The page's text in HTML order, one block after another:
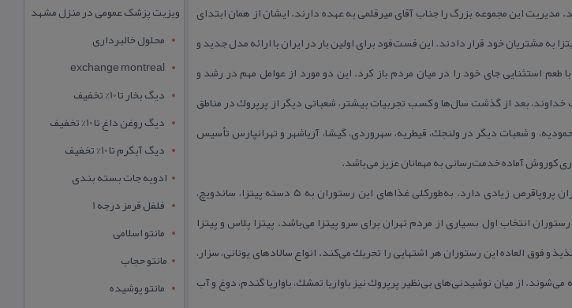
بزرگ افتتاح شد. مدیریت این مجموعه بزرگ را جناب آقای میرقلمی به عهده دارند. ایشان از همان ابتدای
مشتریان خود قرار دادند. این فست‌فود برای اولین بار در ایران با ارائه مدل جدید و
طعم استثنایی جای خود را در میان مردم باز كرد. این دو مورد از عوامل مهم در رشد و
بعد از گذشت سال‌ها و كسب تجربیات بیشتر، شعباتی دیگر از پرپروك در مناطق
و شعبات دیگر در ولنجك، قیطریه، سهروردی، گیشا، آریاشهر و تهرانپارس تأسیس
كوروش آماده خدمت‌رسانی به مهمانان عزیز می‌باشد.
از همه این‌ها كه بگذریم غذاها و نوشیدنی‌های پیتزا پرپروك طرفداران پروپاقرص زیادی دارد. به‌طوركلی غذاهای این رستوران به ۵ دسته پیتزا، ساندویچ،
انتخاب اول بسیاری از مردم تهران برای سرو پیتزا می‌باشد. پیتزا پلاس و پیتزا
فوق العاده این رستوران هر اشتهایی را تحریك می‌كند. انواع سالادهای یونانی، سزار،
از میان نوشیدنی‌های بی‌نظیر پرپروك نیز باواریا تمشك، باواریا گندم، دوغ و آب
ویزیت پزشک عمومی در منزل مشهد
محلول خالبرداری
exchange montreal
دیگ بخار تا 10% تخفیف
دیگ روغن داغ تا 10% تخفیف
دیگ آبگرم تا 10% تخفیف
ادویه جات بسته بندی
فلفل قرمز درجه 1
مانتو اسلامی
مانتو حجاب
مانتو پوشیده